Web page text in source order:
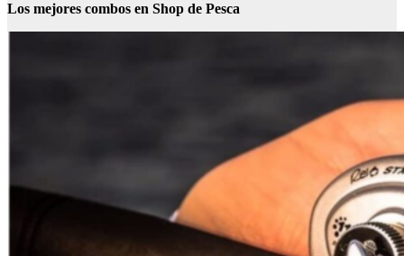
Los mejores combos en Shop de Pesca